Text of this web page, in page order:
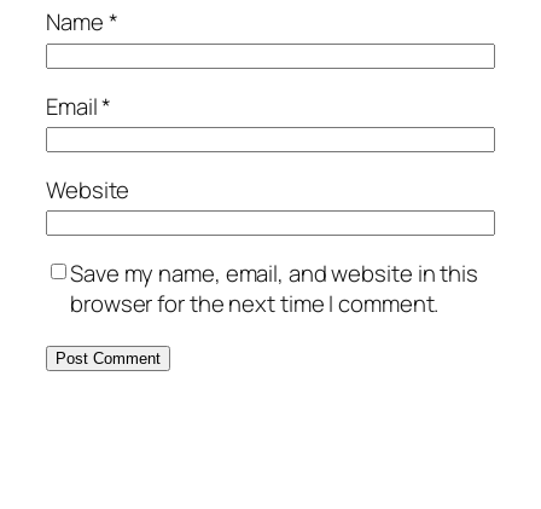
Name*
Email*
Website
Save my name, email, and website in this
browser for the next time I comment.